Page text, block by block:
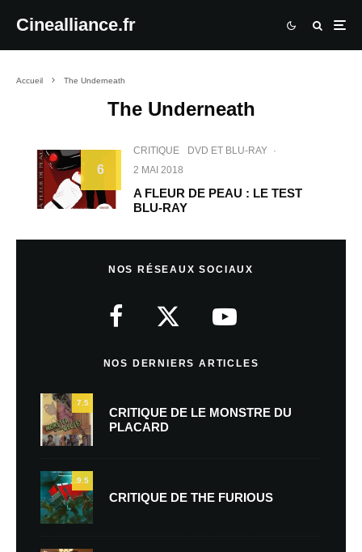
Cinealliance.fr
Accueil The Underneath
The Underneath
6
CRITIQUE DVD ET BLU-RAY ·
2 MAI 2018
A FLEUR DE PEAU : LE TEST
BLU-RAY
NOS RÉSEAUX SOCIAUX
NOS DERNIERS ARTICLES
7.5
CRITIQUE DE LE MONSTRE DU
PLACARD
9.5
CRITIQUE DE THE FURIOUS